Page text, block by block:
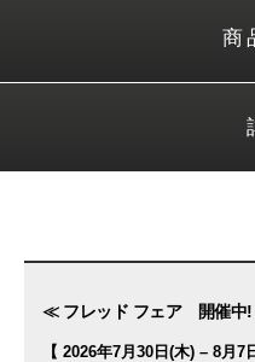
商
≪ フレッド フェア 開催
【 2026年7月30日(木) – 8月7